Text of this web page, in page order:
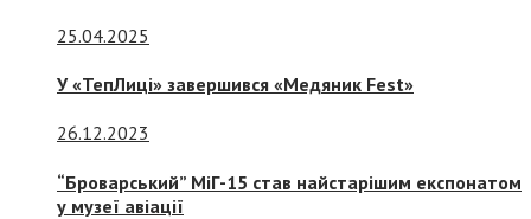
25.04.2025
У «ТепЛиці» завершився «Медяник Fest»
26.12.2023
“Броварський” МіГ-15 став найстарішим експонатом
у музеї авіації